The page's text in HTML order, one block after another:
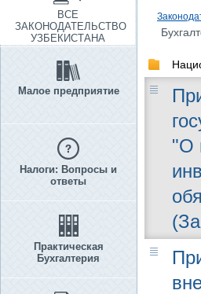
ВСЕ
ЗАКОНОДАТЕЛЬСТВО
УЗБЕКИСТАНА
Малое предприятие
Налоги: Вопросы и
ответы
Практическая
Бухгалтерия
"О